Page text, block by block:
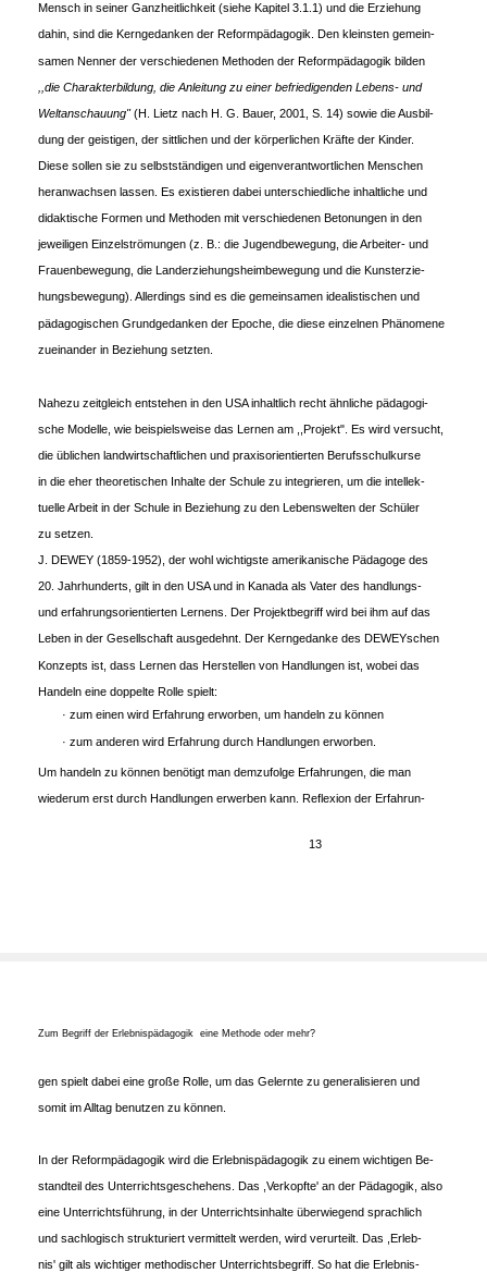
13
Mensch in seiner Ganzheitlichkeit (siehe Kapitel 3.1.1) und die Erziehung
dahin, sind die Kerngedanken der Reformpädagogik. Den kleinsten gemein-
samen Nenner der verschiedenen Methoden der Reformpädagogik bilden
,,die Charakterbildung, die Anleitung zu einer befriedigenden Lebens- und
Weltanschauung"(H. Lietz nach H. G. Bauer, 2001, S. 14) sowie die Ausbil-
dung der geistigen, der sittlichen und der körperlichen Kräfte der Kinder.
Diese sollen sie zu selbstständigen und eigenverantwortlichen Menschen
heranwachsen lassen. Es existieren dabei unterschiedliche inhaltliche und
didaktische Formen und Methoden mit verschiedenen Betonungen in den
jeweiligen Einzelströmungen (z. B.: die Jugendbewegung, die Arbeiter- und
Frauenbewegung, die Landerziehungsheimbewegung und die Kunsterzie-
hungsbewegung). Allerdings sind es die gemeinsamen idealistischen und
pädagogischen Grundgedanken der Epoche, die diese einzelnen Phänomene
zueinander in Beziehung setzten.
Nahezu zeitgleich entstehen in den USA inhaltlich recht ähnliche pädagogi-
sche Modelle, wie beispielsweise das Lernen am ,,Projekt". Es wird versucht,
die üblichen landwirtschaftlichen und praxisorientierten Berufsschulkurse
in die eher theoretischen Inhalte der Schule zu integrieren, um die intellek-
tuelle Arbeit in der Schule in Beziehung zu den Lebenswelten der Schüler
zu setzen.
J. DEWEY (1859-1952), der wohl wichtigste amerikanische Pädagoge des
20. Jahrhunderts, gilt in den USA und in Kanada als Vater des handlungs-
und erfahrungsorientierten Lernens. Der Projektbegriff wird bei ihm auf das
Leben in der Gesellschaft ausgedehnt. Der Kerngedanke des DEWEYschen
Konzepts ist, dass Lernen das Herstellen von Handlungen ist, wobei das
Handeln eine doppelte Rolle spielt:
· zum einen wird Erfahrung erworben, um handeln zu können
· zum anderen wird Erfahrung durch Handlungen erworben.
Um handeln zu können benötigt man demzufolge Erfahrungen, die man
wiederum erst durch Handlungen erwerben kann. Reflexion der Erfahrun-
Zum Begriff der Erlebnispädagogik ­ eine Methode oder mehr?
gen spielt dabei eine große Rolle, um das Gelernte zu generalisieren und
somit im Alltag benutzen zu können.
In der Reformpädagogik wird die Erlebnispädagogik zu einem wichtigen Be-
standteil des Unterrichtsgeschehens. Das ,Verkopfte' an der Pädagogik, also
eine Unterrichtsführung, in der Unterrichtsinhalte überwiegend sprachlich
und sachlogisch strukturiert vermittelt werden, wird verurteilt. Das ,Erleb-
nis' gilt als wichtiger methodischer Unterrichtsbegriff. So hat die Erlebnis-